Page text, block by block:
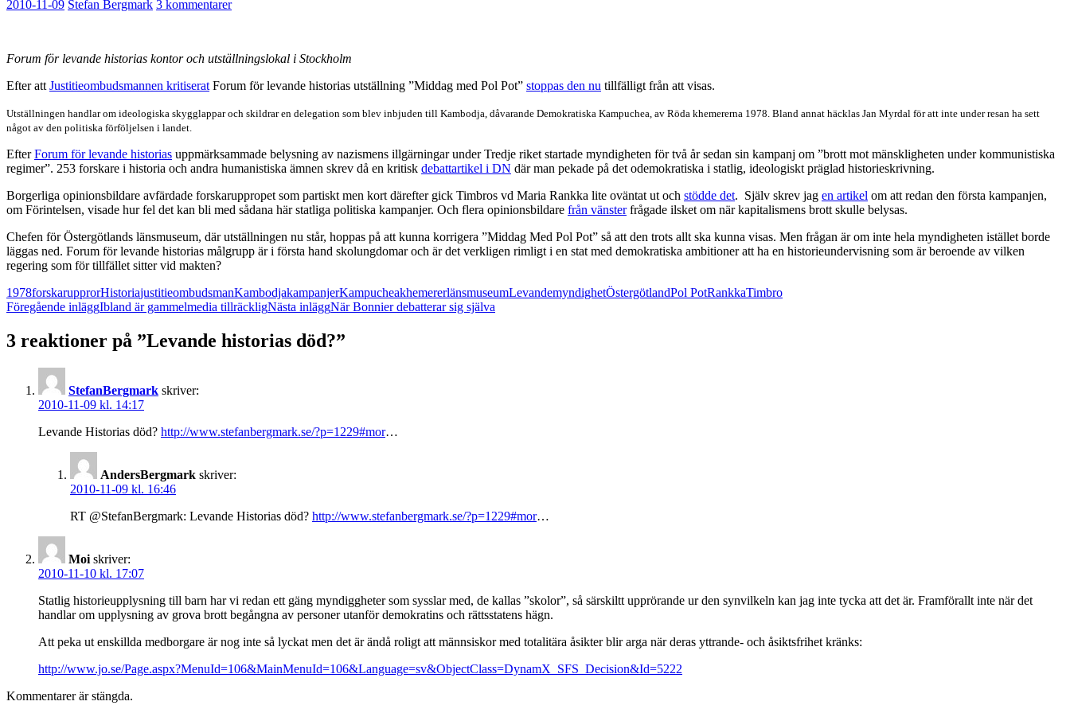
2010-11-09 Stefan Bergmark 3 kommentarer
Forum för levande historias kontor och utställningslokal i Stockholm
Efter att Justitieombudsmannen kritiserat Forum för levande historias utställning ”Middag med Pol Pot” stoppas den nu tillfälligt från att visas.
Utställningen handlar om ideologiska skygglappar och skildrar en delegation som blev inbjuden till Kambodja, dåvarande Demokratiska Kampuchea, av Röda khemererna 1978. Bland annat häcklas Jan Myrdal för att inte under resan ha sett
något av den politiska förföljelsen i landet.
EfterForum för levande historias uppmärksammade belysning av nazismens illgärningar under Tredje riket startade myndigheten för två år sedan sin kampanj om ”brott mot mänskligheten under kommunistiska
regimer”. 253 forskare i historia och andra humanistiska ämnen skrev då en kritisk debattartikel i DN där man pekade på det odemokratiska i statlig, ideologiskt präglad historieskrivning.
Borgerliga opinionsbildare avfärdade forskaruppropet som partiskt men kort därefter gick Timbros vd Maria Rankka lite oväntat ut och stödde det. Själv skrev jag en artikel om att redan den första kampanjen,
om Förintelsen, visade hur fel det kan bli med sådana här statliga politiska kampanjer. Och flera opinionsbildare från vänsterfrågade ilsket om när kapitalismens brott skulle belysas.
Chefen för Östergötlands länsmuseum, där utställningen nu står, hoppas på att kunna korrigera ”Middag Med Pol Pot” så att den trots allt ska kunna visas. Men frågan är om inte hela myndigheten istället borde
läggas ned. Forum för levande historias målgrupp är i första hand skolungdomar och är det verkligen rimligt i en stat med demokratiska ambitioner att ha en historieundervisning som är beroende av vilken
regering som för tillfället sitter vid makten?
1978forskarupprorHistoriajustitieombudsmanKambodjakampanjerKampucheakhemererlänsmuseumLevandemyndighetÖstergötlandPol PotRankkaTimbro
Inläggsnavigering
Föregående inläggIbland är gammelmedia tillräckligNästa inläggNär Bonnier debatterar sig själva
3 reaktioner på ”Levande historias död?”
StefanBergmark skriver:
2010-11-09 kl. 14:17
Levande Historias död? http://www.stefanbergmark.se/?p=1229#mor…
AndersBergmark skriver:
2010-11-09 kl. 16:46
RT @StefanBergmark: Levande Historias död? http://www.stefanbergmark.se/?p=1229#mor…
Moi skriver:
2010-11-10 kl. 17:07
Statlig historieupplysning till barn har vi redan ett gäng myndiggheter som sysslar med, de kallas ”skolor”, så särskiltt upprörande ur den synvilkeln kan jag inte tycka att det är. Framförallt inte när det
handlar om upplysning av grova brott begångna av personer utanför demokratins och rättsstatens hägn.
Att peka ut enskillda medborgare är nog inte så lyckat men det är ändå roligt att männsiskor med totalitära åsikter blir arga när deras yttrande- och åsiktsfrihet kränks:
http://www.jo.se/Page.aspx?MenuId=106&MainMenuId=106&Language=sv&ObjectClass=DynamX_SFS_Decision&Id=5222
Kommentarer är stängda.